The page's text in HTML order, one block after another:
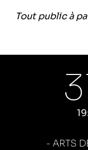
Tout public à
ARTS